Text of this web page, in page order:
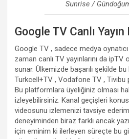
Sunrise /
Google TV Canlı
Google TV , sadece medya
zaman canlı TV yayınlarını da
sunar. Ülkemizde başarılı şekilde
Turkcell+TV , Vodafone TV , Tivibu
Bu platformlara üyeliğiniz olması
izleyebilirsiniz. Kanal geçişleri
videosunu izlemenizi tavsiye
deneyiminden biraz farklı ancak
için eminim ki ilerleyen süreçte bu